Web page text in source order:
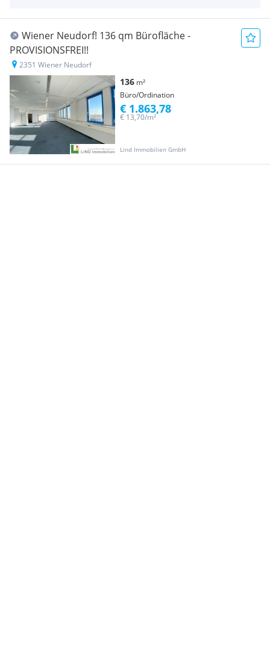
Wiener Neudorf! 136 qm Bürofläche -
PROVISIONSFREI!!
2351 Wiener Neudorf
136 m²
Büro/Ordination
Lind Immobilien GmbH
€ 13,70/m²
€ 1.863,78